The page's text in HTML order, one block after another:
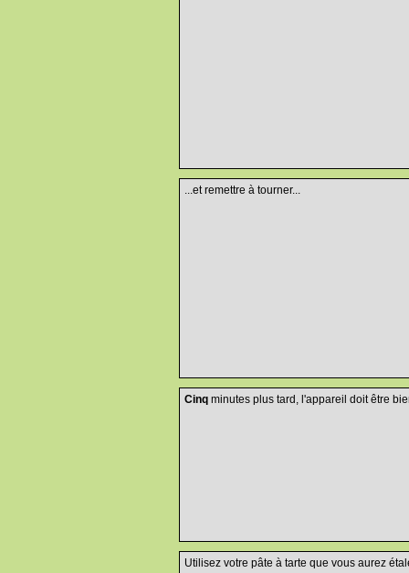
...et remettre à tourner...
Cinq minutes plus tard, l'appareil doit être
Utilisez votre pâte à tarte que vous aurez